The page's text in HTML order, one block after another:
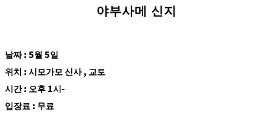
야부사메 신지
날짜 : 5월 5일
위치 : 시모가모 신사 , 교토
시간 : 오후 1시-
입장료 : 무료